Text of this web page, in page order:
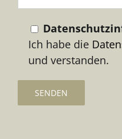
Ich habe die
und verstanden.